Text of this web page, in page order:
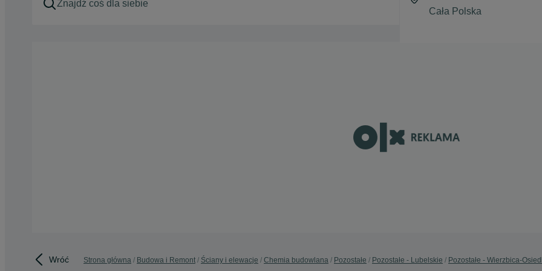
Wróć Strona główna Budowa i Remont Ściany i elewacje Chemia budowlana Pozostałe Pozostałe - Lubelskie Pozostałe - Wierzbica-